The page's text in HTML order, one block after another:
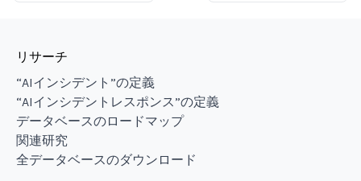
リサーチ
“AIインシデント”の定義
“AIインシデントレスポンス”の定義
データベースのロードマップ
関連研究
全データベースのダウンロード